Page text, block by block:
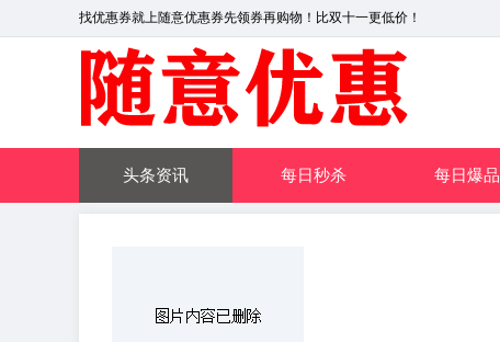
找优惠券就上随意优惠券先领券再购物！比双十一更低价！
头条资讯 每日秒杀 每日爆品